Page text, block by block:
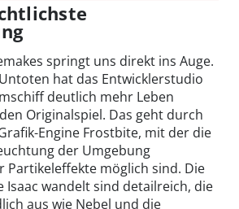
springt uns direkt ins Auge.
hat das Entwicklerstudio
deutlich mehr Leben
Originalspiel. Das geht durch
Engine Frostbite, mit der die
der Umgebung
Partikeleffekte möglich sind. Die
Isaac wandelt sind detailreich, die
aus wie Nebel und die